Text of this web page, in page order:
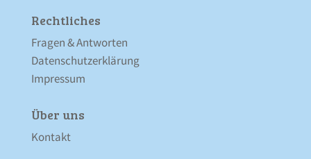
Rechtliches
Fragen & Antworten
Datenschutz­erklärung
Impressum
Über uns
Kontakt